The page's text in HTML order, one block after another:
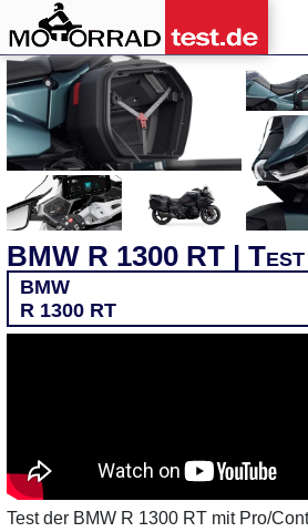
BMW R 1300 RT |
BMW
R 1300 RT
Test der BMW R 1300 RT mit Pro/